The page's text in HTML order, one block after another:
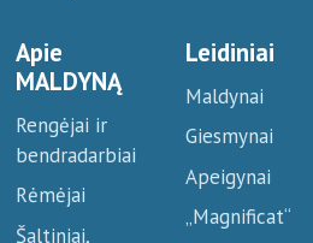
Apie
MALDYNĄ
Rengėjai ir
bendradarbiai
Rėmėjai
Šaltiniai,
Leidiniai
Maldynai
Giesmynai
Apeigynai
„Magnificat“